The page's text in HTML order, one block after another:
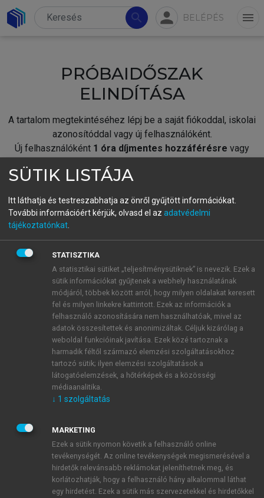
search person BELÉPÉS menu
PRÓBAIDŐSZAK
ELINDÍTÁSA
A tartalom megtekintéséhez lépj be a saját fiókoddal, iskolai
azonosítóddal vagy új felhasználóként.
Új felhasználóként 1 óra díjmentes hozzáférésre vagy
fiókoddal,vagy hozz létre új fiókot.
A regisztráció után apróbaidőszakautomatikusan
BELÉPÉS SAJÁT FIÓKKAL
ÚJ FIÓK LÉTREHOZÁSA
1 óra díjmentes hozzáférés
E-MAIL-CÍM
JELSZÓ
JELSZÓ ÚJRA
SÜTIK LISTÁJA
Itt láthatja és testreszabhatja az önről gyűjtött információkat.
További információért kérjük, olvasd el az adatvédelmi
tájékoztatónkat
STATISZTIKA
A statisztikai sütiket „teljesítménysütiknek” is nevezik. Ezek a
sütik információkat gyűjtenek a webhely használatának
módjáról, többek között arról, hogy milyen oldalakat keresett
fel és milyen linkekre kattintott. Ezek az információk a
felhasználó azonosítására nem használhatóak, mivel az
adatok összesítettek és anonimizáltak. Céljuk kizárólag a
weboldal funkcióinak javítása. Ezek közé tartoznak a
harmadik féltől származó elemzési szolgáltatásokhoz
tartozó sütik; ilyen elemzési szolgáltatások a
látogatóelemzések, a hőtérképek és a közösségi
médiaanalitika.
↓ 1 szolgáltatás
MARKETING
Ezek a sütik nyomon követik a felhasználó online
tevékenységét. Az online tevékenységek megismerésével a
hirdetők relevánsabb reklámokat jeleníthetnek meg, és
korlátozhatják, hogy a felhasználó hány alkalommal láthat
egy hirdetést. Ezek a sütik más szervezetekkel és hirdetőkkel